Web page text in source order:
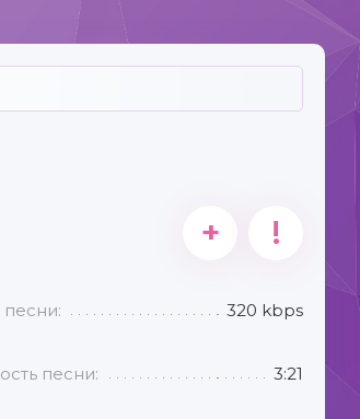
+ !
песни: 320 kbps
песни: 3:21